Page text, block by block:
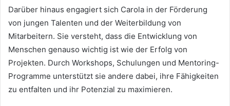
Darüber hinaus engagiert sich Carola in der Förderung
von jungen Talenten und der Weiterbildung von
Mitarbeitern. Sie versteht, dass die Entwicklung von
Menschen genauso wichtig ist wie der Erfolg von
Projekten. Durch Workshops, Schulungen und Mentoring-
Programme unterstützt sie andere dabei, ihre Fähigkeiten
zu entfalten und ihr Potenzial zu maximieren.